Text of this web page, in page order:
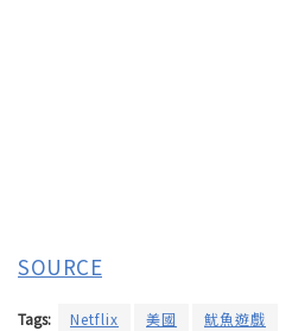
SOURCE
Tags: Netflix 美國 魷魚遊戲